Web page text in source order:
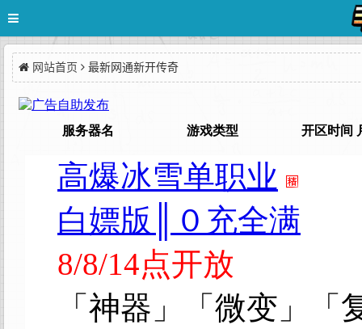
网站首页 最新网通新开传奇